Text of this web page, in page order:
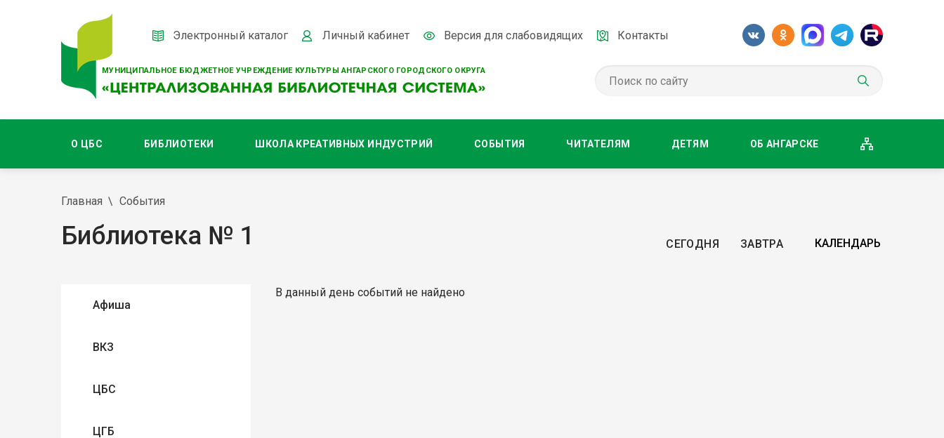
МУНИЦИПАЛЬНОЕ БЮДЖЕТНОЕ УЧРЕЖДЕНИЕ КУЛЬТУРЫ АНГАРСКОГО ГОРОДСКОГО ОКРУГА
Электронный каталог Личный кабинет Версия для слабовидящих Контакты
О ЦБС БИБЛИОТЕКИ ШКОЛА КРЕАТИВНЫХ ИНДУСТРИЙ СОБЫТИЯ ЧИТАТЕЛЯМ ДЕТЯМ ОБ АНГАРСКЕ
Главная События
Библиотека № 1 СЕГОДНЯ ЗАВТРА
Афиша
ВКЗ
ЦБС
ЦГБ
В данный день событий не найдено